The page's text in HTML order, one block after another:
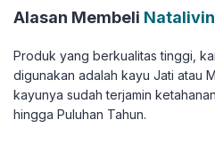
Alasan Membeli
Produk yang berkualitas tinggi,
digunakan adalah kayu Jati atau
kayunya sudah terjamin
hingga Puluhan Tahun.